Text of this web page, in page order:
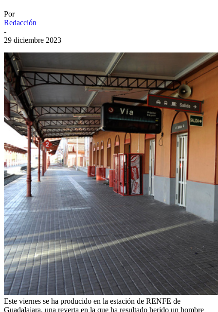
Por
Redacción
-
29 diciembre 2023
Este viernes se ha producido en la estación de RENFE de
Guadalajara, una reyerta en la que ha resultado herido un hombre